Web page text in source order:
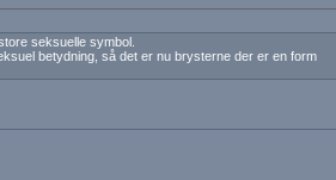
seksuelle symbol.
betydning, så det er nu brysterne der er en form